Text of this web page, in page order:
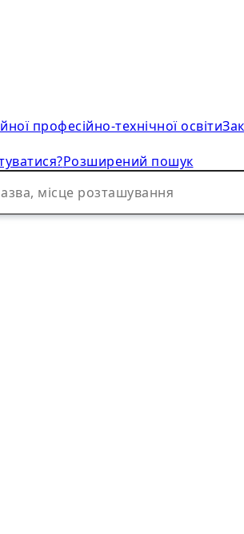
професійно-технічної освіти
Розширений пошук